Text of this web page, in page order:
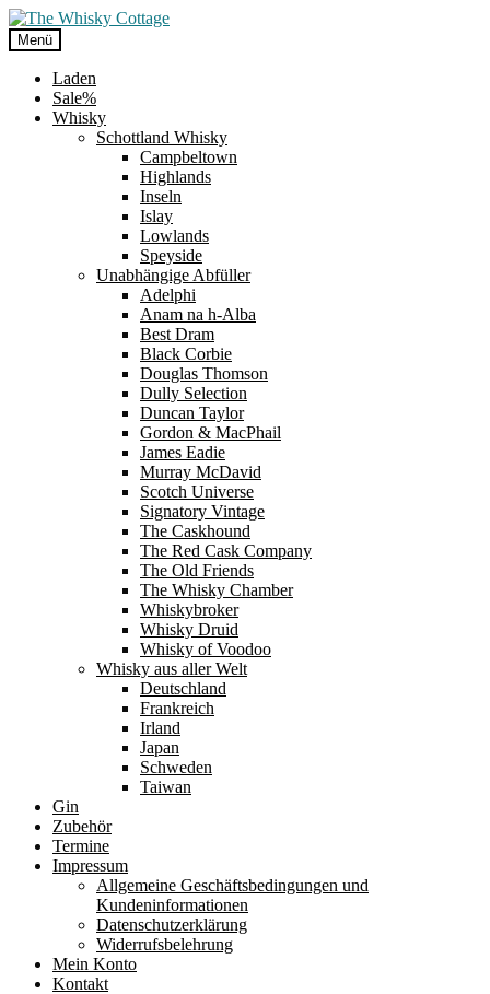
Zur
Navigation
springen
Zum
Inhalt
springen
Menü
Laden
Sale%
Whisky
Schottland Whisky
Campbeltown
Highlands
Inseln
Islay
Lowlands
Speyside
Unabhängige Abfüller
Adelphi
Anam na h-Alba
Best Dram
Black Corbie
Douglas Thomson
Dully Selection
Duncan Taylor
Gordon & MacPhail
James Eadie
Murray McDavid
Scotch Universe
Signatory Vintage
The Caskhound
The Red Cask Company
The Old Friends
The Whisky Chamber
Whiskybroker
Whisky Druid
Whisky of Voodoo
Whisky aus aller Welt
Deutschland
Frankreich
Irland
Japan
Schweden
Taiwan
Gin
Zubehör
Termine
Impressum
Allgemeine Geschäftsbedingungen und
Kundeninformationen
Datenschutzerklärung
Widerrufsbelehrung
Mein Konto
Kontakt